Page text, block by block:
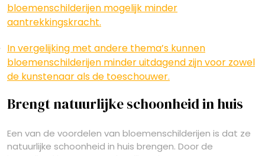
bloemenschilderijen mogelijk minder
aantrekkingskracht.
In vergelijking met andere thema’s kunnen
bloemenschilderijen minder uitdagend zijn voor zowel
de kunstenaar als de toeschouwer.
Brengt natuurlijke schoonheid in huis
Een van de voordelen van bloemenschilderijen is dat ze
natuurlijke schoonheid in huis brengen. Door de